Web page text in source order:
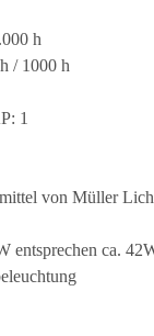
h
/ 1000 h
1
von Müller
entsprechen ca.